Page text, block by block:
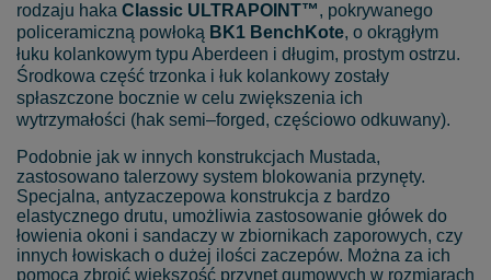
rodzaju haka Classic ULTRAPOINT™, pokrywanego
policeramiczną powłoką BK1 BenchKote, o okrągłym
łuku kolankowym typu Aberdeen i długim, prostym ostrzu.
Środkowa część trzonka i łuk kolankowy zostały
spłaszczone bocznie w celu zwiększenia ich
wytrzymałości (hak semi–forged, częściowo odkuwany).
Podobnie jak w innych konstrukcjach Mustada,
zastosowano talerzowy system blokowania przynęty.
Specjalna, antyzaczepowa konstrukcja z bardzo
elastycznego drutu, umożliwia zastosowanie główek do
łowienia okoni i sandaczy w zbiornikach zaporowych, czy
innych łowiskach o dużej ilości zaczepów. Można za ich
pomocą zbroić większość przynęt gumowych w rozmiarach